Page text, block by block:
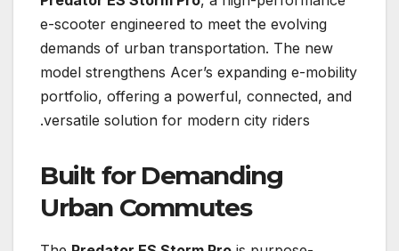
e-scooter engineered to meet the evolving
demands of urban transportation. The new
model strengthens Acer’s expanding e-mobility
portfolio, offering a powerful, connected, and
versatile solution for modern city riders.
Built for Demanding
Urban Commutes